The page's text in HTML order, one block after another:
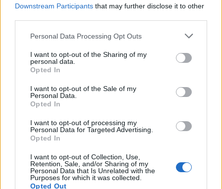
Downstream Participants that may further disclose it to other
Please note that this website/app uses one or more Google
not limited to your visit or usage behaviour. You may click to
grant or deny consent to Google and its third-party tags to
use your data for below specified purposes in below Google
consent section.
Personal Data Processing Opt Outs
I want to opt-out of the Sharing of my
personal data.
Opted In
I want to opt-out of the Sale of my
Personal Data.
Opted In
I want to opt-out of processing my
Personal Data for Targeted Advertising.
Opted In
I want to opt-out of Collection, Use,
Retention, Sale, and/or Sharing of my
Personal Data that Is Unrelated with the
Purposes for which it was collected.
Opted Out
– Jeg er jo typ født i Mördarbacken,
så dette burde gå bra
16.03.2024
For knapt tre uker siden gikk 17 år gamle Alvar Myhlback inn til
tredjeplass i Vasaloppet. I helga går han verdenscup på Lugnet.